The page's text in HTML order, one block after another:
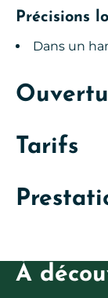
Précisions
Dans un
Tarifs
À